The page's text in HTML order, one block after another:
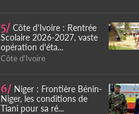
5/ Côte d'Ivoire : Rentrée
Scolaire 2026-2027, vaste
opération d'éta...
Côte d'Ivoire
6/ Niger : Frontière Bénin-
Niger, les conditions de
Tiani pour sa ré...